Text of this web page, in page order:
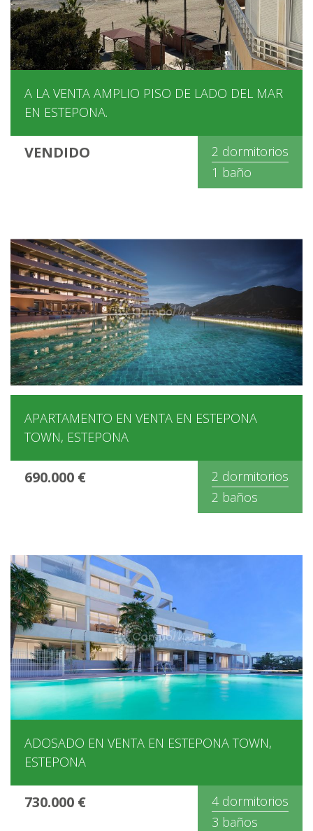
A LA VENTA AMPLIO PISO DE LADO DEL MAR
EN ESTEPONA.
VENDIDO
2 dormitorios
1 baño
APARTAMENTO EN VENTA EN ESTEPONA
TOWN, ESTEPONA
690.000 €
2 dormitorios
2 baños
ADOSADO EN VENTA EN ESTEPONA TOWN,
ESTEPONA
730.000 €
4 dormitorios
3 baños